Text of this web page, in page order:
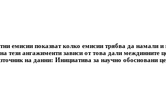
емисии показват колко емисии трябва да намали
тези ангажименти зависи от това дали междинните
на данни: Инициатива за научно обосновани